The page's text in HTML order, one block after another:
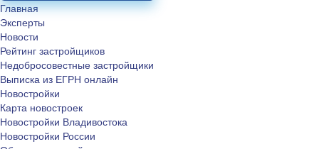
Главная
Эксперты
Новости
Рейтинг застройщиков
Недобросовестные застройщики
Выписка из ЕГРН онлайн
Новостройки
Карта новостроек
Новостройки Владивостока
Новостройки России